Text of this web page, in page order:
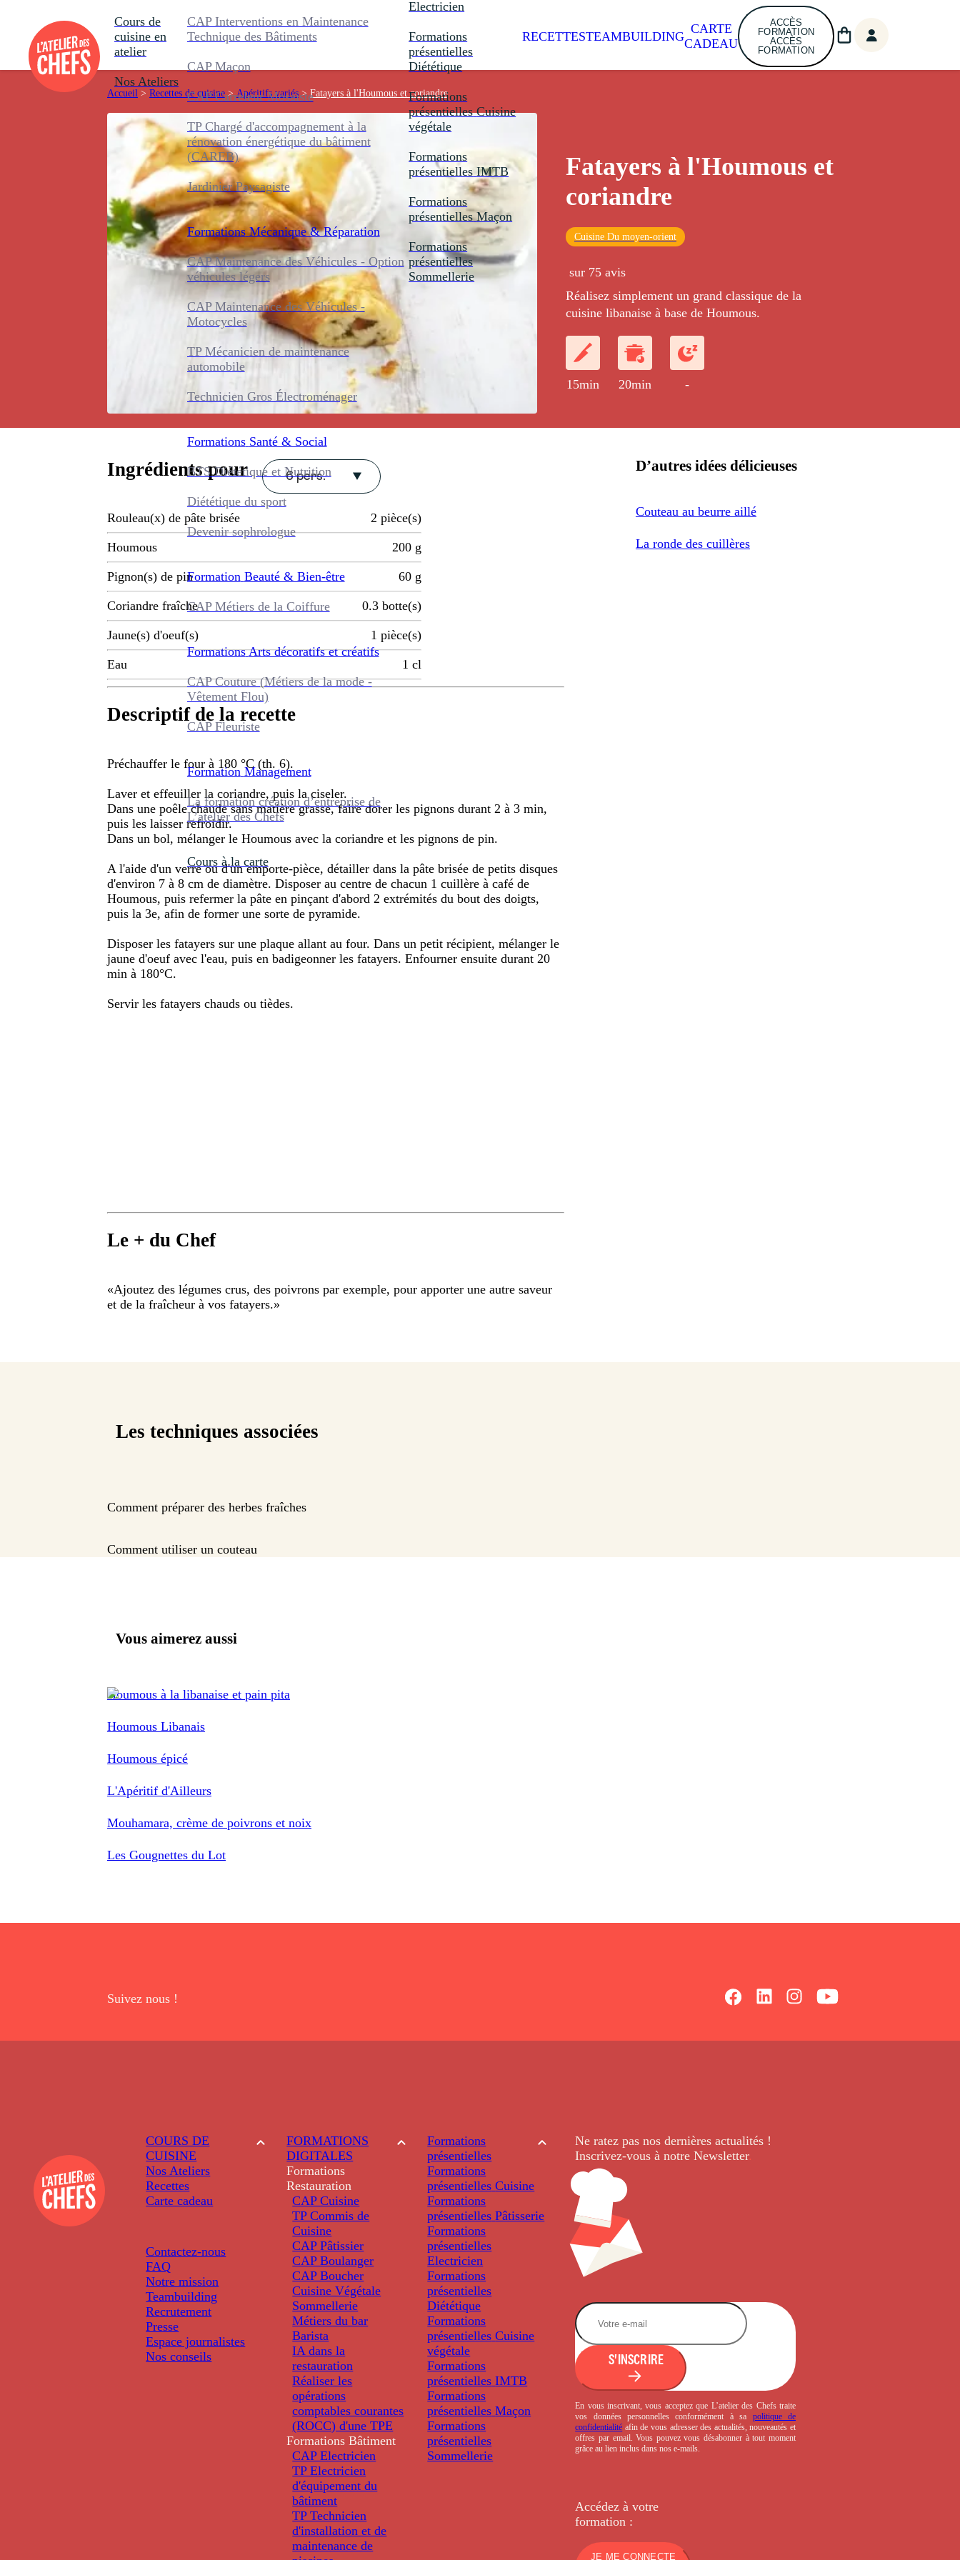
Cours de
cuisine en
atelier
Nos Ateliers
CAP Interventions en Maintenance
Technique des Bâtiments
CAP Maçon
CAP Carreleur Mosaïste
TP Chargé d'accompagnement à la
rénovation énergétique du bâtiment
(CAREB)
Jardinier Paysagiste
Formations Mécanique & Réparation
CAP Maintenance des Véhicules - Option
véhicules légers
CAP Maintenance des Véhicules -
Motocycles
TP Mécanicien de maintenance
automobile
Technicien Gros Électroménager
Formations Santé & Social
BTS Diététique et Nutrition
Diététique du sport
Devenir sophrologue
Formation Beauté & Bien-être
CAP Métiers de la Coiffure
Formations Arts décoratifs et créatifs
CAP Couture (Métiers de la mode -
Vêtement Flou)
CAP Fleuriste
Formation Management
La formation création d’entreprise de
L’atelier des Chefs
Cours à la carte
Electricien
Formations
présentielles
Diététique
Formations
présentielles Cuisine
végétale
Formations
présentielles IMTB
Formations
présentielles Maçon
Formations
présentielles
Sommellerie
RECETTESTEAMBUILDING
CARTE
CADEAU
ACCÈS
FORMATION
ACCÈS
FORMATION
Accueil > Recettes de cuisine > Apéritifs variés > Fatayers à l'Houmous et coriandre
Fatayers à l'Houmous et
coriandre
Cuisine Du moyen-orient
sur 75 avis
Réalisez simplement un grand classique de la
cuisine libanaise à base de Houmous.
15min 20min -
Ingrédients pour 6 pers.
Rouleau(x) de pâte brisée 2 pièce(s)
Houmous 200 g
Pignon(s) de pin 60 g
Coriandre fraîche 0.3 botte(s)
Jaune(s) d'oeuf(s) 1 pièce(s)
Eau 1 cl
Descriptif de la recette
Préchauffer le four à 180 °C (th. 6).
Laver et effeuiller la coriandre, puis la ciseler.
Dans une poêle chaude sans matière grasse, faire dorer les pignons durant 2 à 3 min,
puis les laisser refroidir.
Dans un bol, mélanger le Houmous avec la coriandre et les pignons de pin.
A l'aide d'un verre ou d'un emporte-pièce, détailler dans la pâte brisée de petits disques
d'environ 7 à 8 cm de diamètre. Disposer au centre de chacun 1 cuillère à café de
Houmous, puis refermer la pâte en pinçant d'abord 2 extrémités du bout des doigts,
puis la 3e, afin de former une sorte de pyramide.
Disposer les fatayers sur une plaque allant au four. Dans un petit récipient, mélanger le
jaune d'oeuf avec l'eau, puis en badigeonner les fatayers. Enfourner ensuite durant 20
min à 180°C.
Servir les fatayers chauds ou tièdes.
Le + du Chef
«Ajoutez des légumes crus, des poivrons par exemple, pour apporter une autre saveur
et de la fraîcheur à vos fatayers.»
D’autres idées délicieuses
Couteau au beurre aillé
La ronde des cuillères
Les techniques associées
Comment préparer des herbes fraîches
Comment utiliser un couteau
Vous aimerez aussi
Houmous à la libanaise et pain pita
Houmous Libanais
Houmous épicé
L'Apéritif d'Ailleurs
Mouhamara, crème de poivrons et noix
Les Gougnettes du Lot
Suivez nous !
COURS DE
CUISINE
Nos Ateliers
Recettes
Carte cadeau
Contactez-nous
FAQ
Notre mission
Teambuilding
Recrutement
Presse
Espace journalistes
Nos conseils
FORMATIONS
DIGITALES
Formations
Restauration
CAP Cuisine
TP Commis de
Cuisine
CAP Pâtissier
CAP Boulanger
CAP Boucher
Cuisine Végétale
Sommellerie
Métiers du bar
Barista
IA dans la
restauration
Réaliser les
opérations
comptables courantes
(ROCC) d'une TPE
Formations Bâtiment
CAP Electricien
TP Electricien
d'équipement du
bâtiment
TP Technicien
d'installation et de
maintenance de
Formations
présentielles
Formations
présentielles Cuisine
Formations
présentielles Pâtisserie
Formations
présentielles
Electricien
Formations
présentielles
Diététique
Formations
présentielles Cuisine
végétale
Formations
présentielles IMTB
Formations
présentielles Maçon
Formations
présentielles
Sommellerie
Ne ratez pas nos dernièresactualités !
Inscrivez-vous à notre Newsletter.
S'INSCRIRE
En vous inscrivant, vous acceptez que L’atelier des Chefs traite
vos données personnelles conformément à sa politique de
confidentialité afin de vous adresser des actualités, nouveautés et
offres par email. Vous pouvez vous désabonner à tout moment
grâce au lien inclus dans nos e-mails.
Accédez à votre
formation :
JE ME CONNECTE